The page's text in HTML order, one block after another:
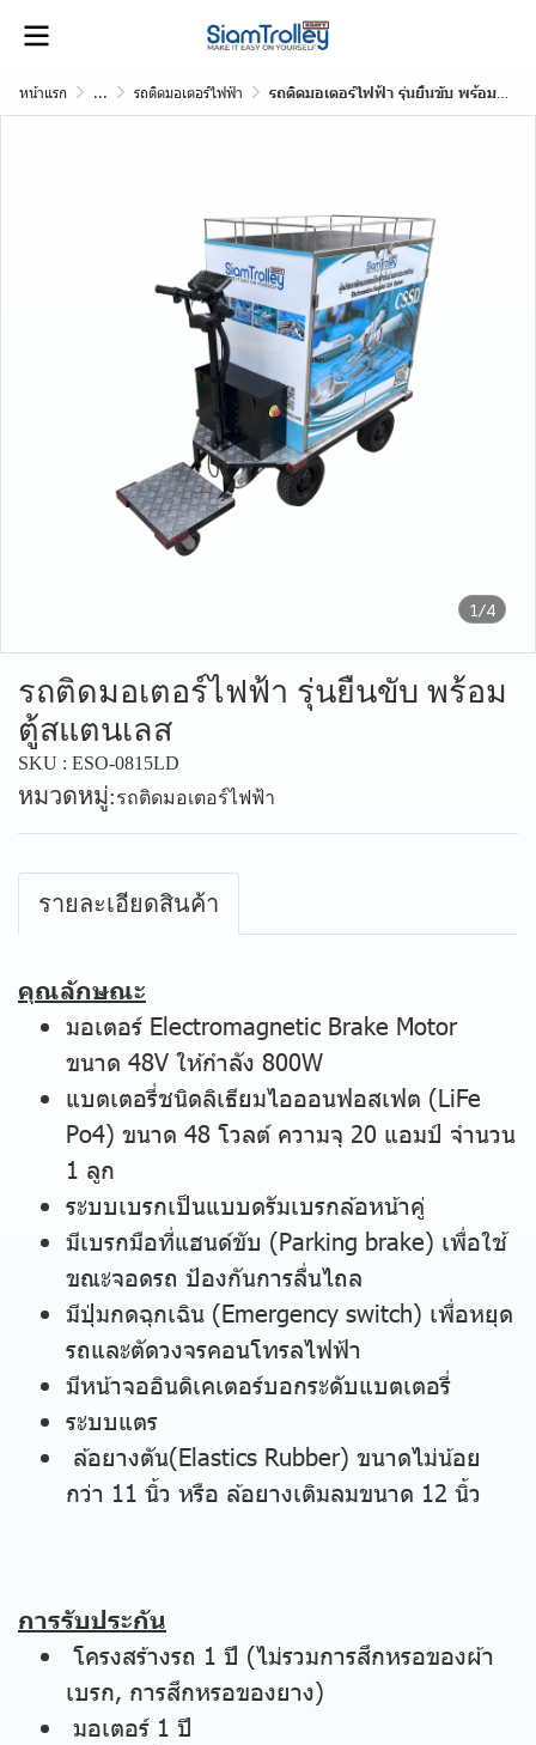
หน้าแรก ... รถติดมอเตอร์ไฟฟ้า รถติดมอเตอร์ไฟฟ้า รุ่นยืนขับ พร้อมตู้สแตนเลส
1/4
รถติดมอเตอร์ไฟฟ้า รุ่นยืนขับ พร้อม
ตู้สแตนเลส
SKU : ESO-0815LD
หมวดหมู่:รถติดมอเตอร์ไฟฟ้า
รายละเอียดสินค้า
คุณลักษณะ
มอเตอร์ Electromagnetic Brake Motor
ขนาด 48V ให้กำลัง 800W
แบตเตอรี่ชนิดลิเธียมไอออนฟอสเฟต (LiFe
Po4) ขนาด 48 โวลต์ ความจุ 20 แอมป์ จำนวน
1 ลูก
ระบบเบรกเป็นแบบดรัมเบรกล้อหน้าคู่
มีเบรกมือที่แฮนด์ขับ (Parking brake) เพื่อใช้
ขณะจอดรถ ป้องกันการลื่นไถล
มีปุ่มกดฉุกเฉิน (Emergency switch) เพื่อหยุด
รถและตัดวงจรคอนโทรลไฟฟ้า
มีหน้าจออินดิเคเตอร์บอกระดับแบตเตอรี่
ระบบแตร
ล้อยางตัน(Elastics Rubber) ขนาดไม่น้อย
กว่า 11 นิ้ว หรือ ล้อยางเติมลมขนาด 12 นิ้ว
การรับประกัน
โครงสร้างรถ 1 ปี (ไม่รวมการสึกหรอของผ้า
เบรก, การสึกหรอของยาง)
มอเตอร์ 1 ปี